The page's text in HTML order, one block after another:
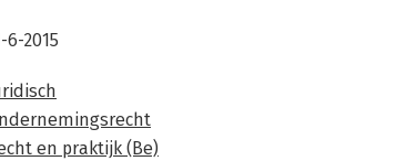
6-2015
en praktijk (Be)